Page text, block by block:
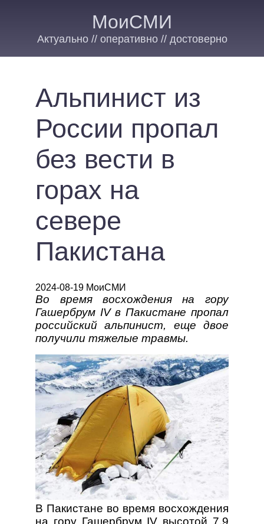
МоиСМИ
Актуально // оперативно // достоверно
Альпинист из
России пропал
без вести в
горах на
севере
Пакистана
2024-08-19 МоиСМИ
Во время восхождения на гору
Гашербрум IV в Пакистане пропал
российский альпинист, еще двое
получили тяжелые травмы.
В Пакистане во время восхождения
на гору Гашербрум IV высотой 7,9